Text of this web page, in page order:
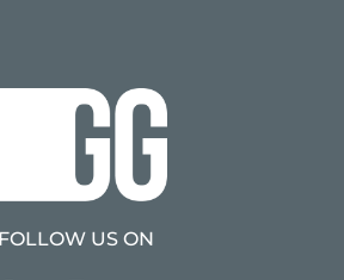
FOLLOW US ON